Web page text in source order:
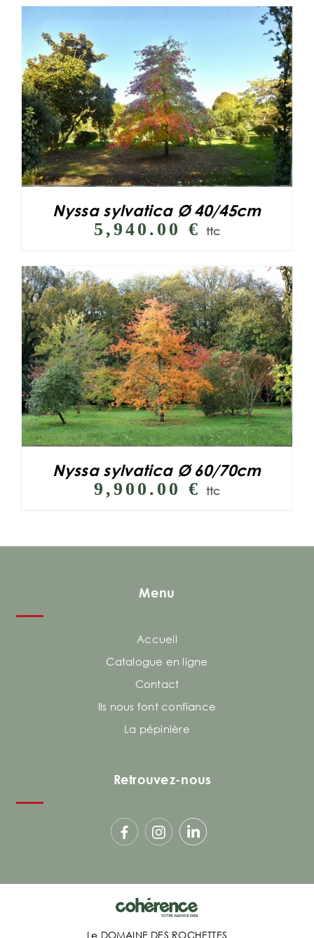
Nyssa sylvatica Ø 40/45cm
5,940.00 € ttc
Nyssa sylvatica Ø 60/70cm
9,900.00 € ttc
Menu
Accueil
Catalogue en ligne
Contact
Ils nous font confiance
La pépinière
Retrouvez-nous
Le DOMAINE DES ROCHETTES